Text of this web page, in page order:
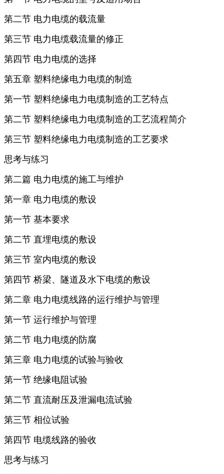
第二节 电力电缆的载流量
第三节 电力电缆载流量的修正
第四节 电力电缆的选择
第五章 塑料绝缘电力电缆的制造
第一节 塑料绝缘电力电缆制造的工艺特点
第二节 塑料绝缘电力电缆制造的工艺流程简介
第三节 塑料绝缘电力电缆制造的工艺要求
思考与练习
第二篇 电力电缆的施工与维护
第一章 电力电缆的敷设
第一节 基本要求
第二节 直埋电缆的敷设
第三节 室内电缆的敷设
第四节 桥梁、隧道及水下电缆的敷设
第二章 电力电缆线路的运行维护与管理
第一节 运行维护与管理
第二节 电力电缆的防腐
第三章 电力电缆的试验与验收
第一节 绝缘电阻试验
第二节 直流耐压及泄漏电流试验
第三节 相位试验
第四节 电缆线路的验收
思考与练习